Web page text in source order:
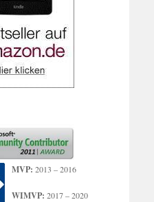
MVP: 2013 – 2016
WIMVP: 2017 – 2020